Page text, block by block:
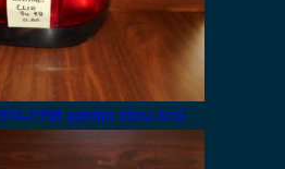
1998 φανάρι πίσω δεξί